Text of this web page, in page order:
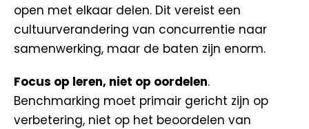
open met elkaar delen. Dit vereist een
cultuurverandering van concurrentie naar
samenwerking, maar de baten zijn enorm.
Focus op leren, niet op oordelen.
Benchmarking moet primair gericht zijn op
verbetering, niet op het beoordelen van